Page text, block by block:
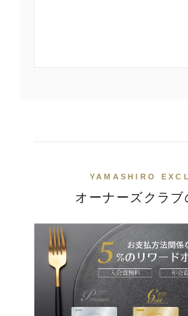
YAMASHIRO
オーナーズクラブ